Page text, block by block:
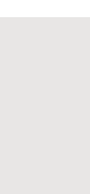
menschlicher